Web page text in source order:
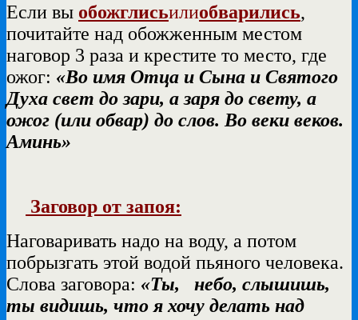
Если вы обожглисьилиобварились,
почитайте над обожженным местом
наговор 3 раза и крестите то место, где
ожог: «Во имя Отца и Сына и Святого
Духа свет до зари, а заря до свету, а
ожог (или обвар) до слов. Во веки веков.
Аминь»
Заговор от запоя:
Наговаривать надо на воду, а потом
побрызгать этой водой пьяного человека.
Слова заговора: «Ты, небо, слышишь,
ты видишь, что я хочу делать над